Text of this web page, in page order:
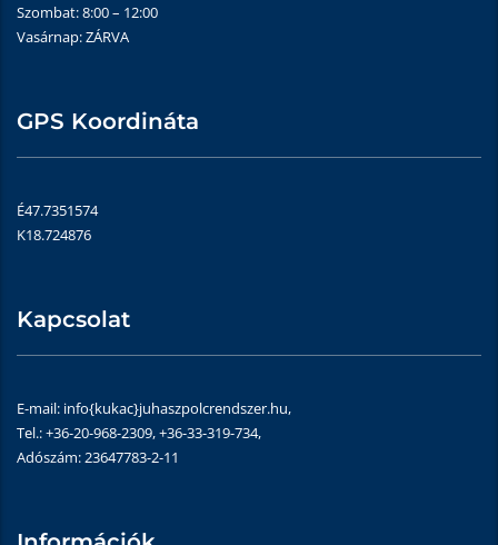
Szombat: 8:00 – 12:00
Vasárnap: ZÁRVA
GPS Koordináta
É47.7351574
K18.724876
Kapcsolat
E-mail: info{kukac}juhaszpolcrendszer.hu,
Tel.: +36-20-968-2309, +36-33-319-734,
Adószám: 23647783-2-11